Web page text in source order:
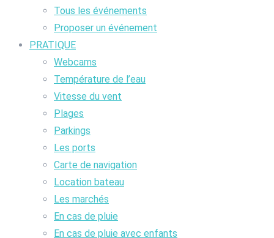
Tous les événements
Proposer un événement
PRATIQUE
Webcams
Température de l’eau
Vitesse du vent
Plages
Parkings
Les ports
Carte de navigation
Location bateau
Les marchés
En cas de pluie
En cas de pluie avec enfants